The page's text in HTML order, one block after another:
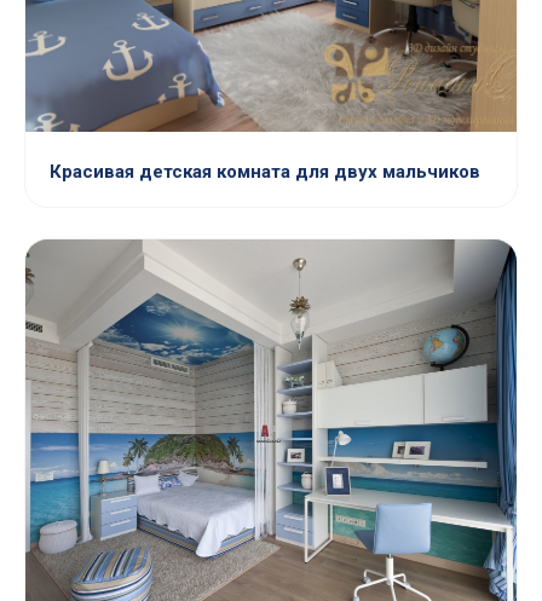
Красивая детская комната для двух мальчиков